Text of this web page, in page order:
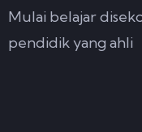
Mulai belajar
pendidik yang ahli